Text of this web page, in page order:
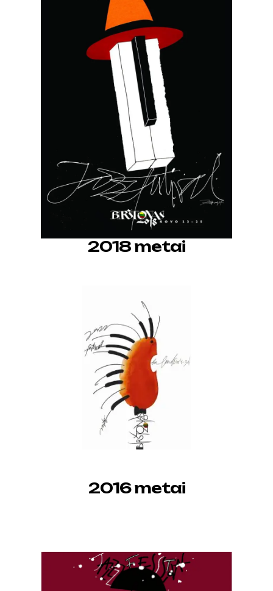
2018 metai
2016 metai